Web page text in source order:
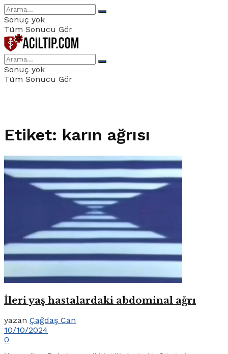
Sonuç yok
Tüm Sonucu Gör
Sonuç yok
Tüm Sonucu Gör
Etiket: karın ağrısı
İleri yaş hastalardaki abdominal ağrı
yazan Çağdaş Can
10/10/2024
0